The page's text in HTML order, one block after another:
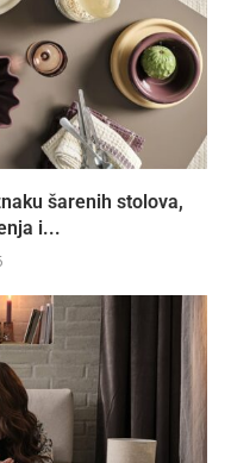
šarenih stolova,
i...